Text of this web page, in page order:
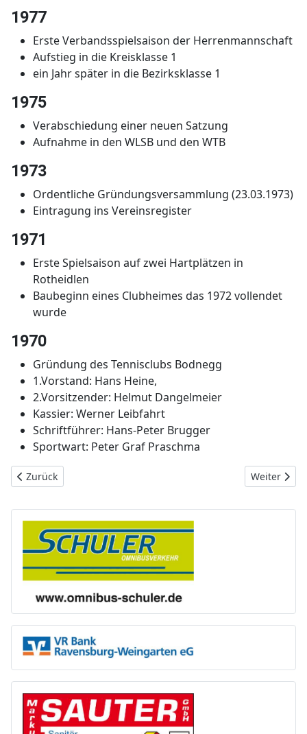
1977
Erste Verbandsspielsaison der Herrenmannschaft
Aufstieg in die Kreisklasse 1
ein Jahr später in die Bezirksklasse 1
1975
Verabschiedung einer neuen Satzung
Aufnahme in den WLSB und den WTB
1973
Ordentliche Gründungsversammlung (23.03.1973)
Eintragung ins Vereinsregister
1971
Erste Spielsaison auf zwei Hartplätzen in
Rotheidlen
Baubeginn eines Clubheimes das 1972 vollendet
wurde
1970
Gründung des Tennisclubs Bodnegg
1.Vorstand: Hans Heine,
2.Vorsitzender: Helmut Dangelmeier
Kassier: Werner Leibfahrt
Schriftführer: Hans-Peter Brugger
Sportwart: Peter Graf Praschma
Vorheriger Beitrag: Unser Vorstandsteam
Zurück Nächster
Weiter